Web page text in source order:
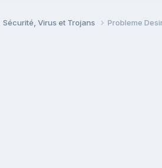
Sécurité, Virus et Trojans Probleme